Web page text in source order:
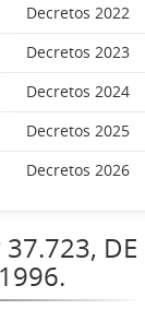
Decretos 2022
Decretos 2023
Decretos 2024
Decretos 2025
Decretos 2026
37.723,